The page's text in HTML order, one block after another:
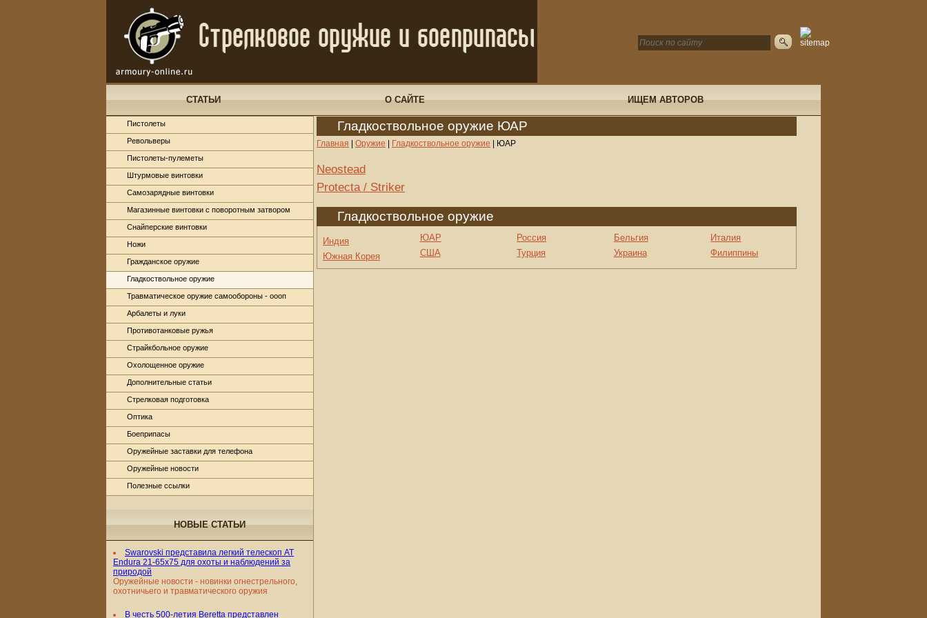
СТАТЬИ О САЙТЕ ИЩЕМ АВТОРОВ
Гладкоствольное оружие ЮАР
Главная Оружие Гладкоствольное оружие ЮАР
Neostead
Protecta / Striker
Гладкоствольное оружие
Индия
Южная Корея
ЮАР
США
Россия
Турция
Бельгия
Украина
Италия
Филиппины
Пистолеты
Револьверы
Пистолеты-пулеметы
Штурмовые винтовки
Самозарядные винтовки
Магазинные винтовки с поворотным затвором
Снайперские винтовки
Ножи
Гражданское оружие
Гладкоствольное оружие
Травматическое оружие самообороны - оооп
Арбалеты и луки
Противотанковые ружья
Страйкбольное оружие
Охолощенное оружие
Дополнительные статьи
Стрелковая подготовка
Оптика
Боеприпасы
Оружейные заставки для телефона
Оружейные новости
Полезные ссылки
НОВЫЕ СТАТЬИ
Swarovski представила легкий телескоп AT
Endura 21-65x75 для охоты и наблюдений за
природой
Оружейные новости - новинки огнестрельного,
охотничьего и травматического оружия
В честь 500-летия Beretta представлен